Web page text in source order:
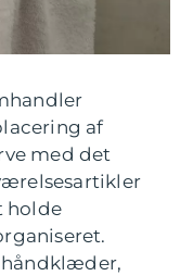
af
med det
holde
håndklæder,